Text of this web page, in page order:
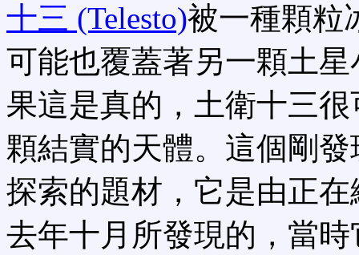
十三 (Telesto)被一種顆粒
可能也覆蓋著另一顆土星
果這是真的，土衛十三
顆結實的天體。這個剛發
探索的題材，它是由正在
去年十月所發現的，當